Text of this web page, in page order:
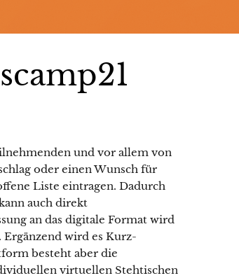
und vor allem von
oder einen Wunsch für
Liste eintragen. Dadurch
auch direkt
an das digitale Format wird
wird es Kurz-
besteht aber die
virtuellen Stehtischen